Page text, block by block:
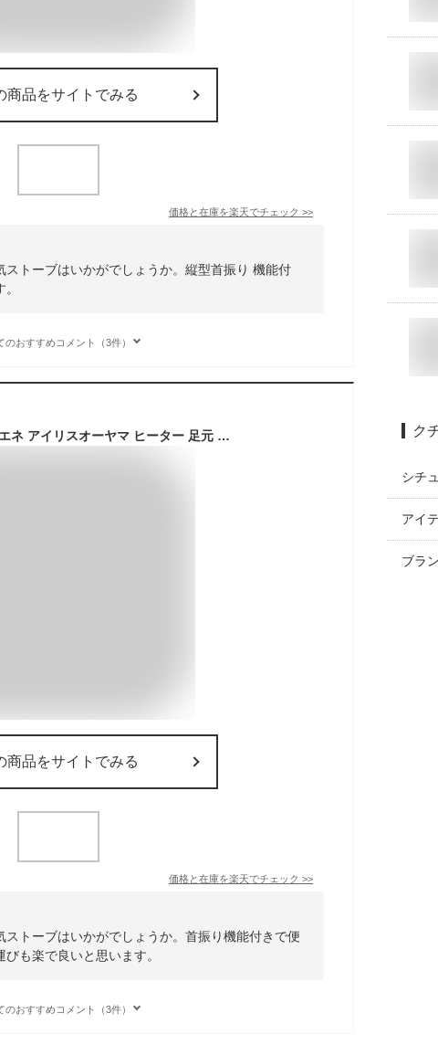
商品をサイトでみる
価格と在庫を楽天でチェック >>
トーブはいかがでしょうか。縦型首振り 機能付
のおすすめコメント（3件）
電気ストーブ 小型 省エネ アイリスオーヤマ ヒーター 足元 オフィス 縦型首振り 遠赤外線 ブラックコート ミニ ヒーター 電気 電気ヒーター ストーブ 縦型 首振り 左右首振り 暖房 コンパクト 節電 リビング IESB-S800
商品をサイトでみる
価格と在庫を楽天でチェック >>
トーブはいかがでしょうか。首振り機能付きで便
も楽で良いと思います。
のおすすめコメント（3件）
ク
シチ
アイ
ブラ